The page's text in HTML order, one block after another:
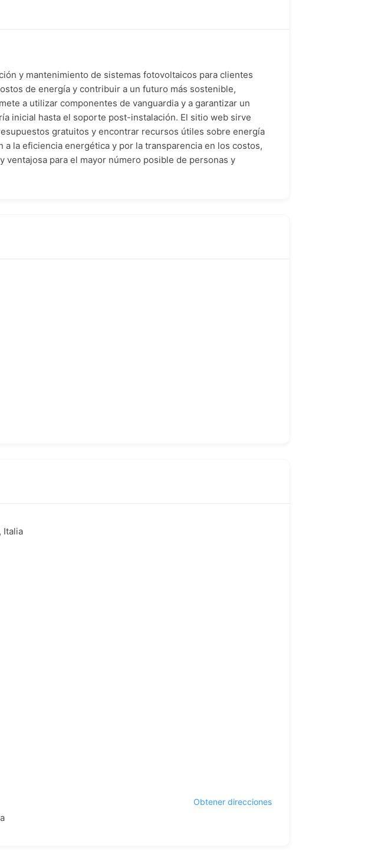
y mantenimiento de sistemas fotovoltaicos para clientes
de energía y contribuir a un futuro más sostenible,
a utilizar componentes de vanguardia y a garantizar un
inicial hasta el soporte post-instalación. El sitio web sirve
gratuitos y encontrar recursos útiles sobre energía
la eficiencia energética y por la transparencia en los costos,
para el mayor número posible de personas y
Italia
Obtener direcciones